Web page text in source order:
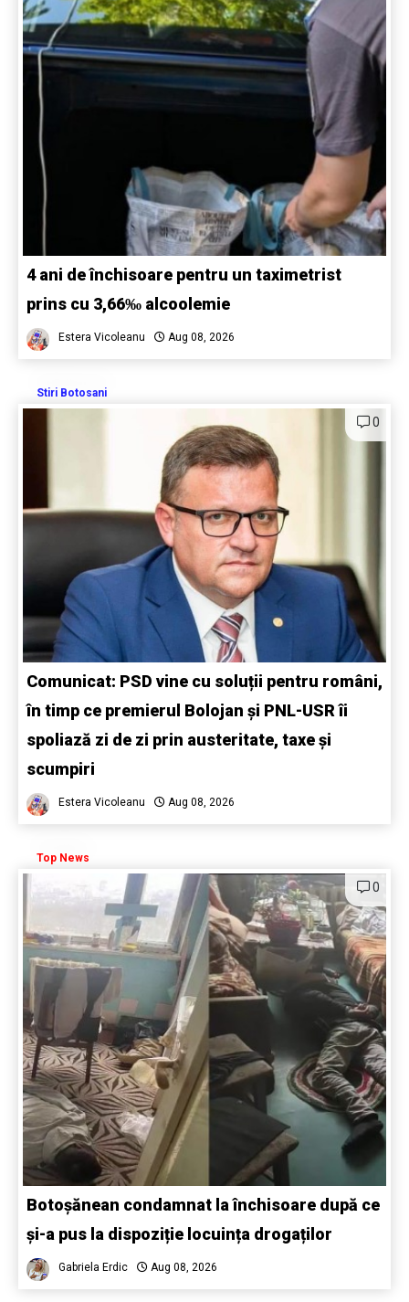
4 ani de închisoare pentru un taximetrist
prins cu 3,66‰ alcoolemie
Estera Vicoleanu Aug 08, 2026
Stiri Botosani
0
Comunicat: PSD vine cu soluții pentru români,
în timp ce premierul Bolojan și PNL-USR îi
spoliază zi de zi prin austeritate, taxe și
scumpiri
Estera Vicoleanu Aug 08, 2026
Top News
0
Botoșănean condamnat la închisoare după ce
și-a pus la dispoziție locuința drogaților
Gabriela Erdic Aug 08, 2026